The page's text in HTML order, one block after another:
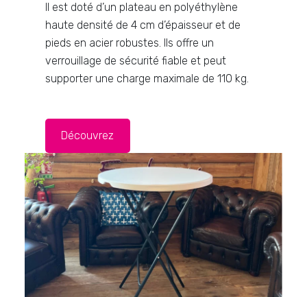
Il est doté d’un plateau en polyéthylène
haute densité de 4 cm d’épaisseur et de
pieds en acier robustes. Ils offre un
verrouillage de sécurité fiable et peut
supporter une charge maximale de 110 kg.
Découvrez